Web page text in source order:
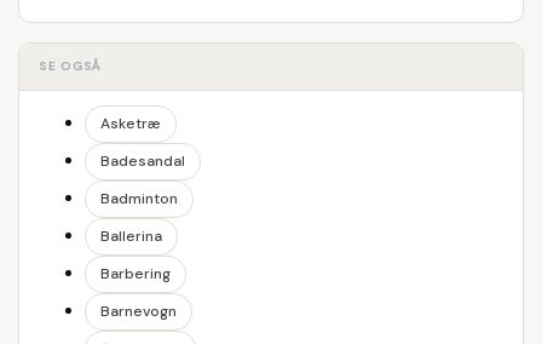
SE OGSÅ
Asketræ
Badesandal
Badminton
Ballerina
Barbering
Barnevogn